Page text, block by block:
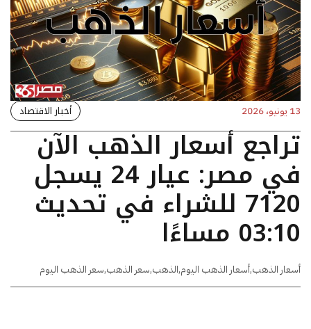
13 يونيو، 2026 أخبار الاقتصاد
تراجع أسعار الذهب الآن
في مصر: عيار 24 يسجل
7120 للشراء في تحديث
03:10 مساءًا
أسعار الذهب,أسعار الذهب اليوم,الذهب,سعر الذهب,سعر الذهب اليوم